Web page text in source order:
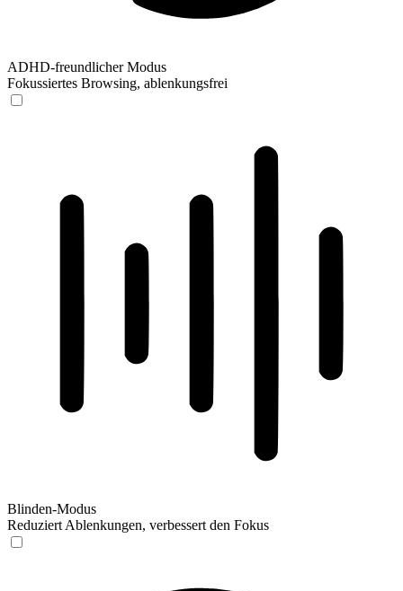
ADHD-freundlicher Modus
Fokussiertes Browsing, ablenkungsfrei
Blinden-Modus
Reduziert Ablenkungen, verbessert den Fokus